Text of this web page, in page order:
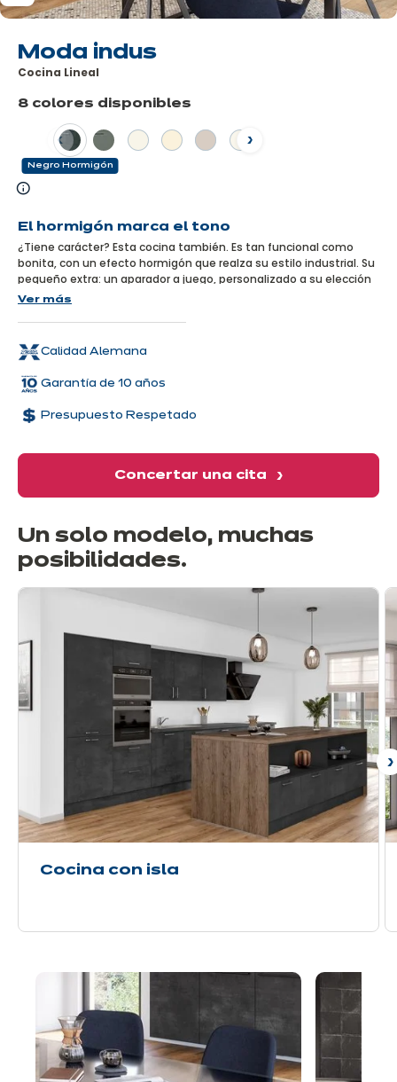
Moda indus
Cocina Lineal
Más
8 colores disponibles
Anterior
El hormigón marca el tono
¿Tiene carácter? Esta cocina también. Es tan funcional como
bonita, con un efecto hormigón que realza su estilo industrial. Su
pequeño extra: un aparador a juego, personalizado a su elección
entre una amplia gama de combinaciones, ¡y caldeado por una
Ver más
Calidad Alemana
Garantía de 10 años
Presupuesto Respetado
Concertar una cita
Un solo modelo, muchas
posibilidades.
Cocina con isla
Negro Hormigón